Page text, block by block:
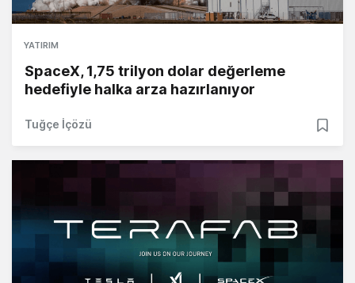
YATIRIM
SpaceX, 1,75 trilyon dolar değerleme
hedefiyle halka arza hazırlanıyor
Tuğçe İçözü